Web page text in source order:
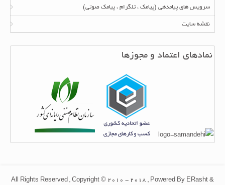
سرویس های پیامدهی (پیامک ، تلگرام ، پیامک صوتی)
نقشه سایت
نمادهای اعتماد و مجوزها
All Rights Reserved , Copyright © 2010 - 2018 , Powered By ERasht &